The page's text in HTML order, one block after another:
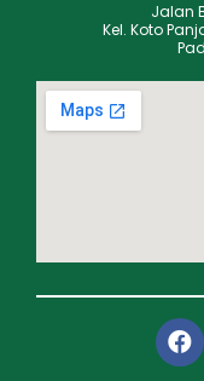
Jalan
Kel. Koto